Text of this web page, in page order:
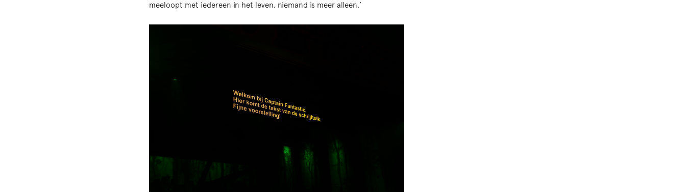
meeloopt met iedereen in het leven, niemand is meer alleen.’